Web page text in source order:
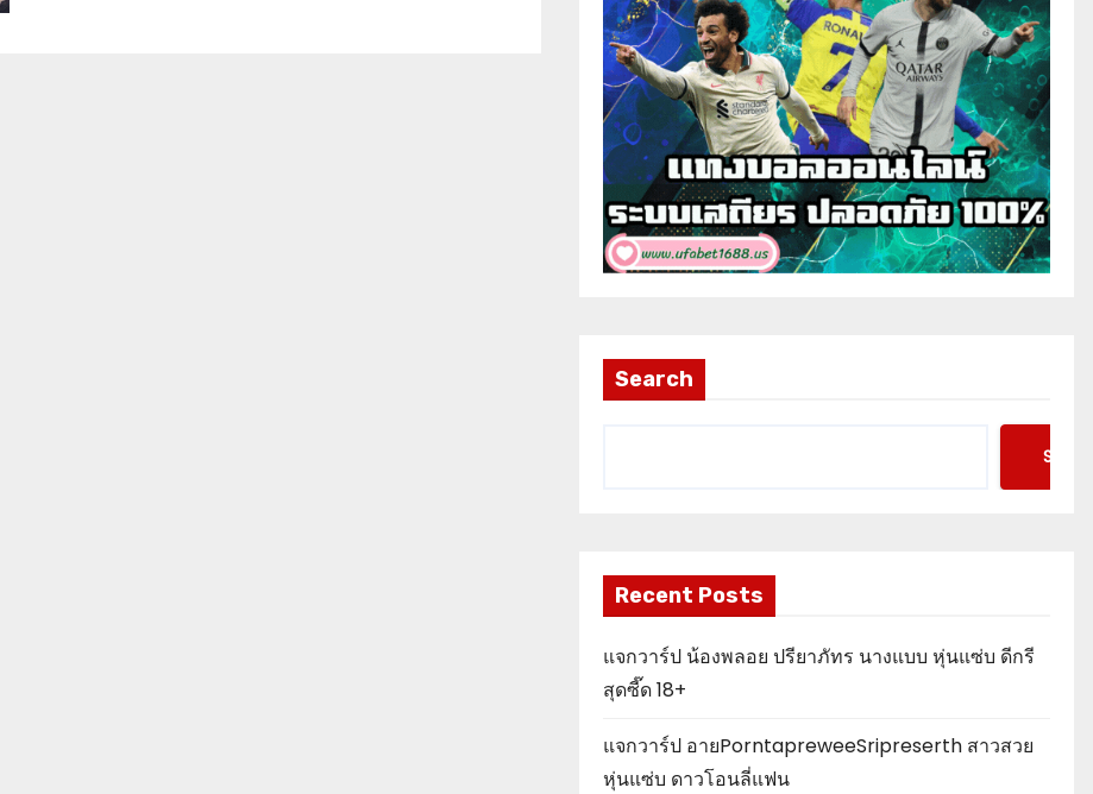
Search
Recent Posts
แจกวาร์ป น้องพลอย ปรียาภัทร นางแบบ หุ่นแซ่บ ดีกรี
สุดซี๊ด 18+
แจกวาร์ป อายPorntapreweeSripreserth สาวสวย
หุ่นแซ่บ ดาวโอนลี่แฟน